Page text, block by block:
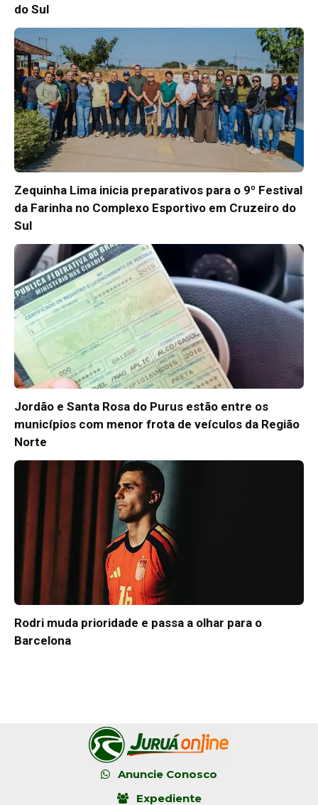
do Sul
Zequinha Lima inicia preparativos para o 9º Festival
da Farinha no Complexo Esportivo em Cruzeiro do
Sul
Jordão e Santa Rosa do Purus estão entre os
municípios com menor frota de veículos da Região
Norte
Rodri muda prioridade e passa a olhar para o
Barcelona
Anuncie Conosco
Expediente